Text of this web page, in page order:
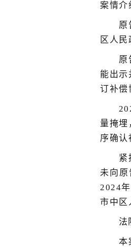
案情介
原
区人
原
能出示
订补偿
量掩埋
序确认
紧
未向
2024
市中区
法
本